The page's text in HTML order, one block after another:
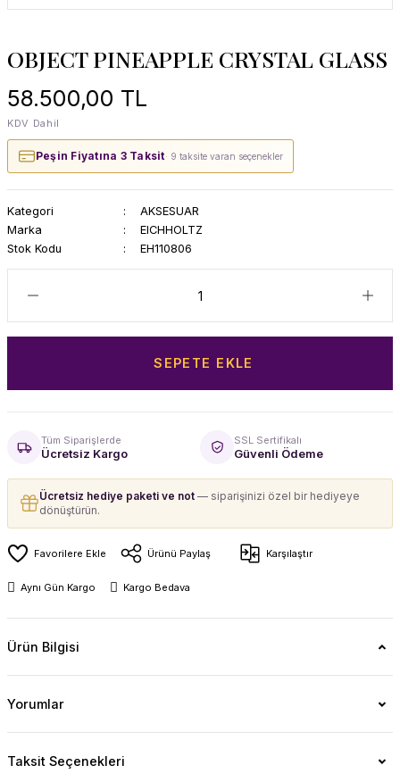
OBJECT PINEAPPLE CRYSTAL GLASS
58.500,00 TL
KDV Dahil
Peşin Fiyatına 3 Taksit· 9 taksite varan seçenekler
Kategori
AKSESUAR
Marka
EICHHOLTZ
Stok Kodu
EH110806
SEPETE EKLE
Tüm Siparişlerde
Ücretsiz Kargo
SSL Sertifikalı
Güvenli Ödeme
Ücretsiz hediye paketi ve not — siparişinizi özel bir hediyeye
dönüştürün.
Ürünü Paylaş Karşılaştır
Aynı Gün Kargo Kargo Bedava
Ürün Bilgisi
Yorumlar
Taksit Seçenekleri